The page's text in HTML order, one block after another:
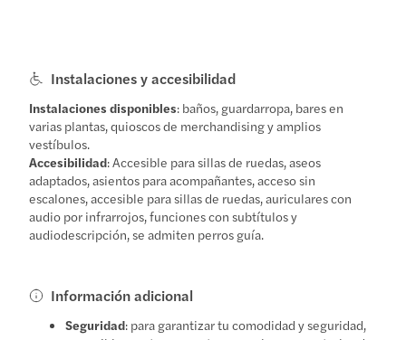
Instalaciones y accesibilidad
Instalaciones disponibles: baños, guardarropa, bares en
varias plantas, quioscos de merchandising y amplios
vestíbulos.
Accesibilidad: Accesible para sillas de ruedas, aseos
adaptados, asientos para acompañantes, acceso sin
escalones, accesible para sillas de ruedas, auriculares con
audio por infrarrojos, funciones con subtítulos y
audiodescripción, se admiten perros guía.
Información adicional
Seguridad: para garantizar tu comodidad y seguridad,